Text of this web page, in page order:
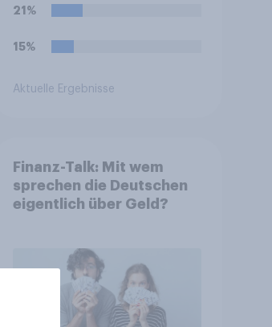
21%
15%
Aktuelle Ergebnisse
Finanz-Talk: Mit wem
sprechen die Deutschen
eigentlich über Geld?